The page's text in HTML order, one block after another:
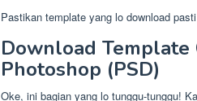
Pastikan template yang lo download
Download
Photoshop (PSD)
Oke, ini bagian yang lo tunggu-tunggu!